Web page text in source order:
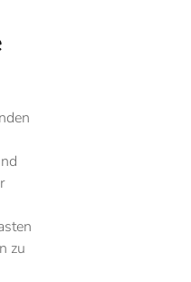
zu